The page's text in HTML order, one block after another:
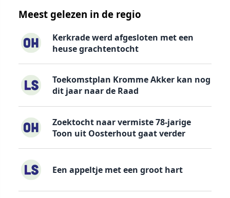
Meest gelezen in de regio
Kerkrade werd afgesloten met een
heuse grachtentocht
Toekomstplan Kromme Akker kan nog
dit jaar naar de Raad
Zoektocht naar vermiste 78-jarige
Toon uit Oosterhout gaat verder
Een appeltje met een groot hart